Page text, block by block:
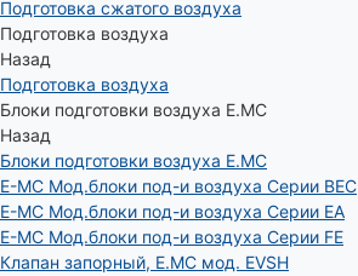
Подготовка сжатого воздуха
Подготовка воздуха
Назад
Подготовка воздуха
Блоки подготовки воздуха E.MC
Назад
Блоки подготовки воздуха E.MC
E-MC Мод.блоки под-и воздуха Серии BEC
E-MC Мод.блоки под-и воздуха Серии EA
E-MC Мод.блоки под-и воздуха Серии FE
Клапан запорный, E.MC мод. EVSH